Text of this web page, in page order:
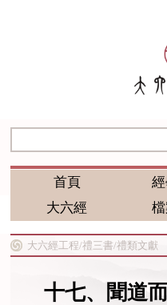
首頁
大六經
大六經工程/禮三書/禮類文獻
十七、聞道